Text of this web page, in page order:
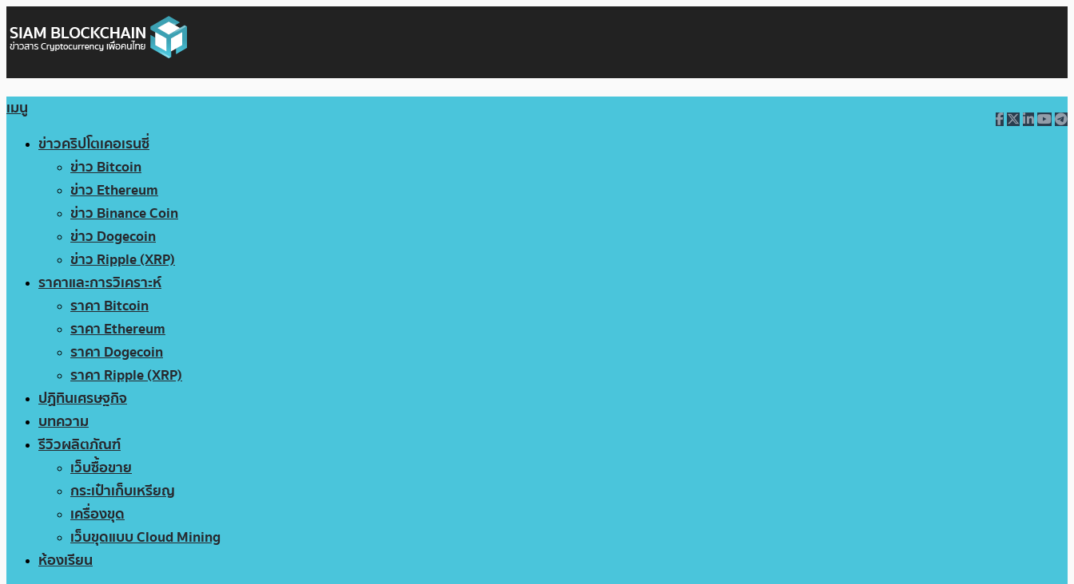
เมนู
ข่าวคริปโตเคอเรนซี่
ข่าว Bitcoin
ข่าว Ethereum
ข่าว Binance Coin
ข่าว Dogecoin
ข่าว Ripple (XRP)
ราคาและการวิเคราะห์
ราคา Bitcoin
ราคา Ethereum
ราคา Dogecoin
ราคา Ripple (XRP)
ปฏิทินเศรษฐกิจ
บทความ
รีวิวผลิตภัณฑ์
เว็บซื้อขาย
กระเป๋าเก็บเหรียญ
เครื่องขุด
เว็บขุดแบบ Cloud Mining
ห้องเรียน